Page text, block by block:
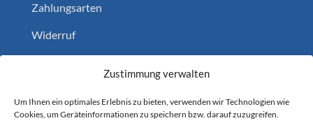
Zustimmung verwalten
Um Ihnen ein optimales Erlebnis zu bieten, verwenden wir Technologien wie
Cookies, um Geräteinformationen zu speichern bzw. darauf zuzugreifen.
Zahlungsarten
Widerruf
Folgen Sie uns auf